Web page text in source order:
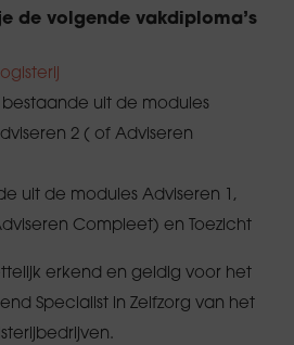
de volgende vakdiploma’s
bestaande uit de modules
2 ( of Adviseren
uit de modules Adviseren 1,
Compleet) en Toezicht
erkend en geldig voor het
Specialist in Zelfzorg van het